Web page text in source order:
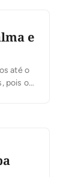
e
até o
pois os